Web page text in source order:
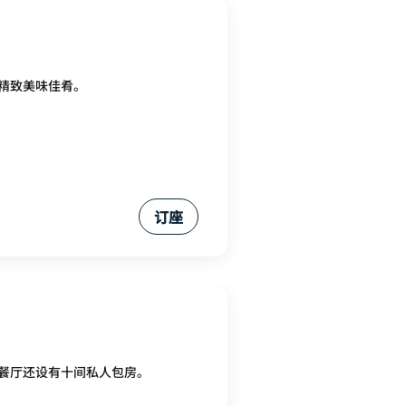
美味佳肴。
订座
还设有十间私人包房。